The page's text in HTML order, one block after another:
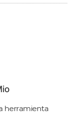
herramienta